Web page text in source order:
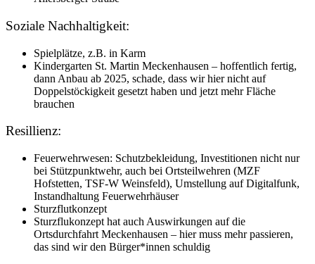
Soziale Nachhaltigkeit:
Spielplätze, z.B. in Karm
Kindergarten St. Martin Meckenhausen – hoffentlich fertig,
dann Anbau ab 2025, schade, dass wir hier nicht auf
Doppelstöckigkeit gesetzt haben und jetzt mehr Fläche
brauchen
Resillienz:
Feuerwehrwesen: Schutzbekleidung, Investitionen nicht nur
bei Stützpunktwehr, auch bei Ortsteilwehren (MZF
Hofstetten, TSF-W Weinsfeld), Umstellung auf Digitalfunk,
Instandhaltung Feuerwehrhäuser
Sturzflutkonzept
Sturzflukonzept hat auch Auswirkungen auf die
Ortsdurchfahrt Meckenhausen – hier muss mehr passieren,
das sind wir den Bürger*innen schuldig